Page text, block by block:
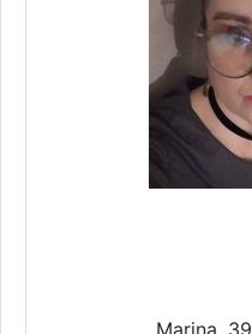
Marina,